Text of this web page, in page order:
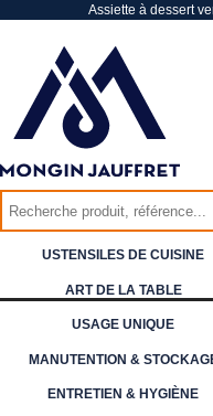
Assiette à dessert
USTENSILES DE CUISINE
ART DELA TABLE
USAGE UNIQUE
MANUTENTION &
ENTRETIEN & HYGIÈNE